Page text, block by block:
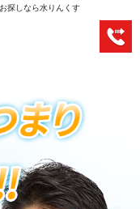
探しなら水りんくす